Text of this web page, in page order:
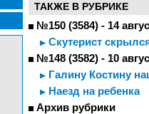
ТАКЖЕ В РУБРИКЕ
№150 (3584) - 14
Скутерист
№148 (3582) - 10
Галину Костину
Наезд на ребенка
Архив рубрики